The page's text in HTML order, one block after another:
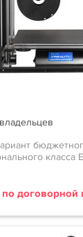
класса
по договорной